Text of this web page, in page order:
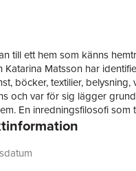
till ett hem som känns
Katarina Matsson har
böcker, textilier,
och var för sig lägger
En inredningsfilosofi
De utforskar varför det
trivs. För oavsett om man
sig eller ska inreda